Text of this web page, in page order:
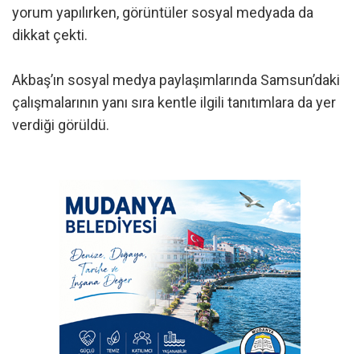
yorum yapılırken, görüntüler sosyal medyada da
dikkat çekti.
Akbaş’ın sosyal medya paylaşımlarında Samsun’daki
çalışmalarının yanı sıra kentle ilgili tanıtımlara da yer
verdiği görüldü.